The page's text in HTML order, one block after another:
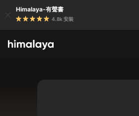
Himalaya-有聲書
4.8k 安裝